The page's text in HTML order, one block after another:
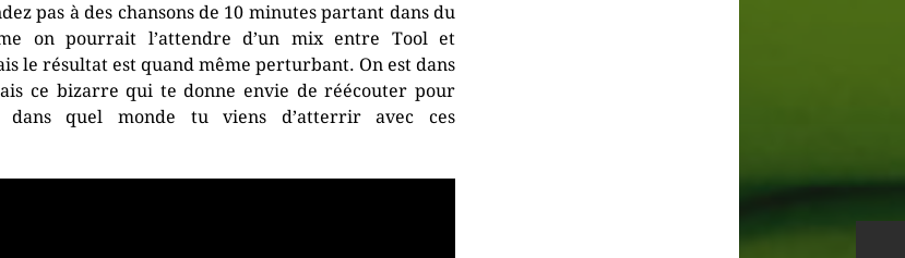
pas à des chansons de 10 minutes partant dans du
on pourrait l’attendre d’un mix entre Tool et
le résultat est quand même perturbant. On est dans
ce bizarre qui te donne envie de réécouter pour
dans quel monde tu viens d’atterrir avec ces